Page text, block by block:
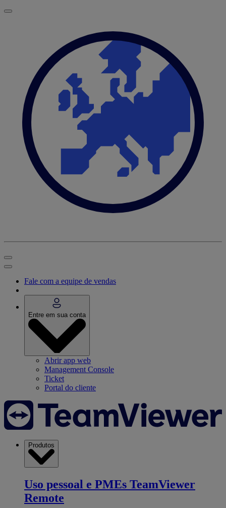
Fale com a equipe de vendas
Entre em sua conta
Abrir app web
Management Console
Ticket
Portal do cliente
Produtos
Uso pessoal e PMEs TeamViewer
Remote